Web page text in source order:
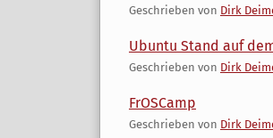
Geschrieben von Dirk
Ubuntu Stand auf
Geschrieben von Dirk
FrOSCamp
Geschrieben von Dirk